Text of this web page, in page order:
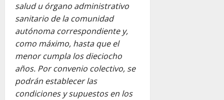
salud u órgano administrativo
sanitario de la comunidad
autónoma correspondiente y,
como máximo, hasta que el
menor cumpla los dieciocho
años. Por convenio colectivo, se
podrán establecer las
condiciones y supuestos en los